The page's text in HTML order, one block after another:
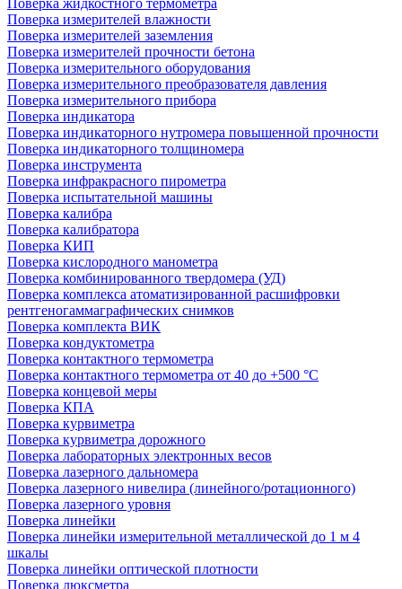
Поверка жидкостного термометра
Поверка измерителей влажности
Поверка измерителей заземления
Поверка измерителей прочности бетона
Поверка измерительного оборудования
Поверка измерительного преобразователя давления
Поверка измерительного прибора
Поверка индикатора
Поверка индикаторного нутромера повышенной прочности
Поверка индикаторного толщиномера
Поверка инструмента
Поверка инфракрасного пирометра
Поверка испытательной машины
Поверка калибра
Поверка калибратора
Поверка КИП
Поверка кислородного манометра
Поверка комбинированного твердомера (УД)
Поверка комплекса атоматизированной расшифровки
рентгеногаммаграфических снимков
Поверка комплекта ВИК
Поверка кондуктометра
Поверка контактного термометра
Поверка контактного термометра от 40 до +500 °С
Поверка концевой меры
Поверка КПА
Поверка курвиметра
Поверка курвиметра дорожного
Поверка лабораторных электронных весов
Поверка лазерного дальномера
Поверка лазерного нивелира (линейного/ротационного)
Поверка лазерного уровня
Поверка линейки
Поверка линейки измерительной металлической до 1 м 4
шкалы
Поверка линейки оптической плотности
Поверка люксметра